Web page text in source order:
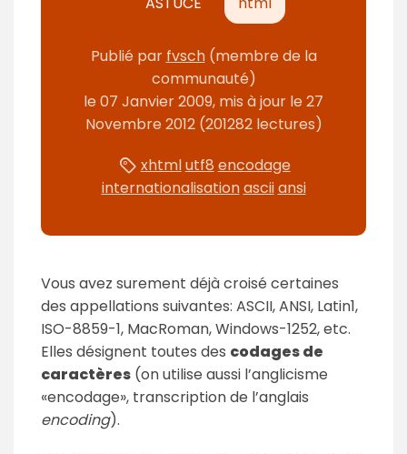
Publié par fvsch (membre de la
communauté)
le07 Janvier 2009, mis à jour le27
Novembre 2012(201282 lectures)
xhtmlutf8 encodage
internationalisationasciiansi
Vous avez surement déjà croisé certaines
des appellations suivantes: ASCII, ANSI, Latin1,
ISO-8859-1, MacRoman, Windows-1252, etc.
Elles désignent toutes des codages de
caractères (on utilise aussi l’anglicisme
«encodage», transcription de l’anglais
encoding).